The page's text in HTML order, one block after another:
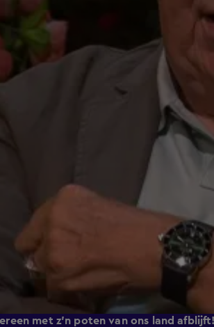
met z'n poten van ons land